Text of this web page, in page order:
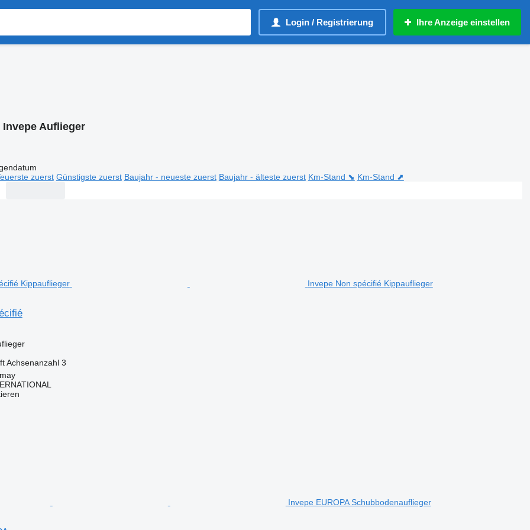
Login / Registrierung Ihre Anzeige einstellen
Invepe Auflieger
zuerst Günstigste zuerst Baujahr - neueste zuerst Baujahr - älteste zuerst Km-Stand ⬊ Km-Stand ⬈
Invepe Non spécifié Kippauflieger
Achsenanzahl 3
Invepe EUROPA Schubbodenauflieger